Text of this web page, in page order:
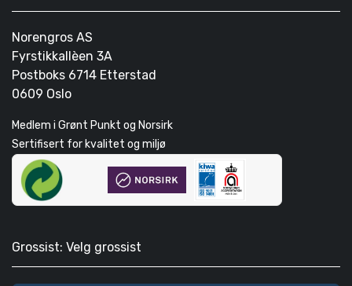
Norengros AS
Fyrstikkallèen 3A
Postboks 6714 Etterstad
0609 Oslo
Medlem i Grønt Punkt og Norsirk
Sertifisert for kvalitet og miljø
Grossist: Velg grossist